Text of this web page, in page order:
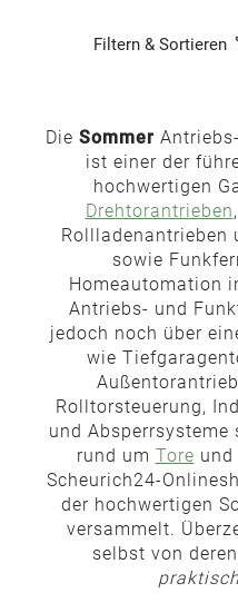
Filtern & Sortieren
Die Sommer
ist einer der
hochwertigen
Drehtorantrieben
Rollladenantrieben
sowie
Homeautomation
Antriebs- und
jedoch noch über
wie
Rolltorsteuerung,
und
rund um Tore und
Scheurich24-
der hochwertigen
versammelt.
selbst von deren